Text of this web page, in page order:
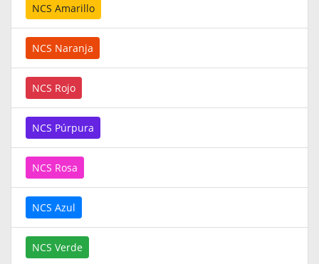
NCS Amarillo
NCS Naranja
NCS Rojo
NCS Púrpura
NCS Rosa
NCS Azul
NCS Verde